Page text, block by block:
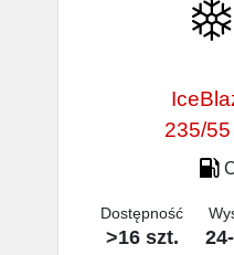
235/
Dostępność
>16 szt.